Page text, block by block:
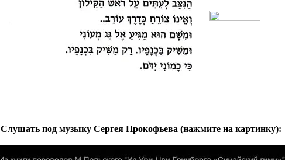
Слушать под музыку Сергея Прокофьева (нажмите на картинку):